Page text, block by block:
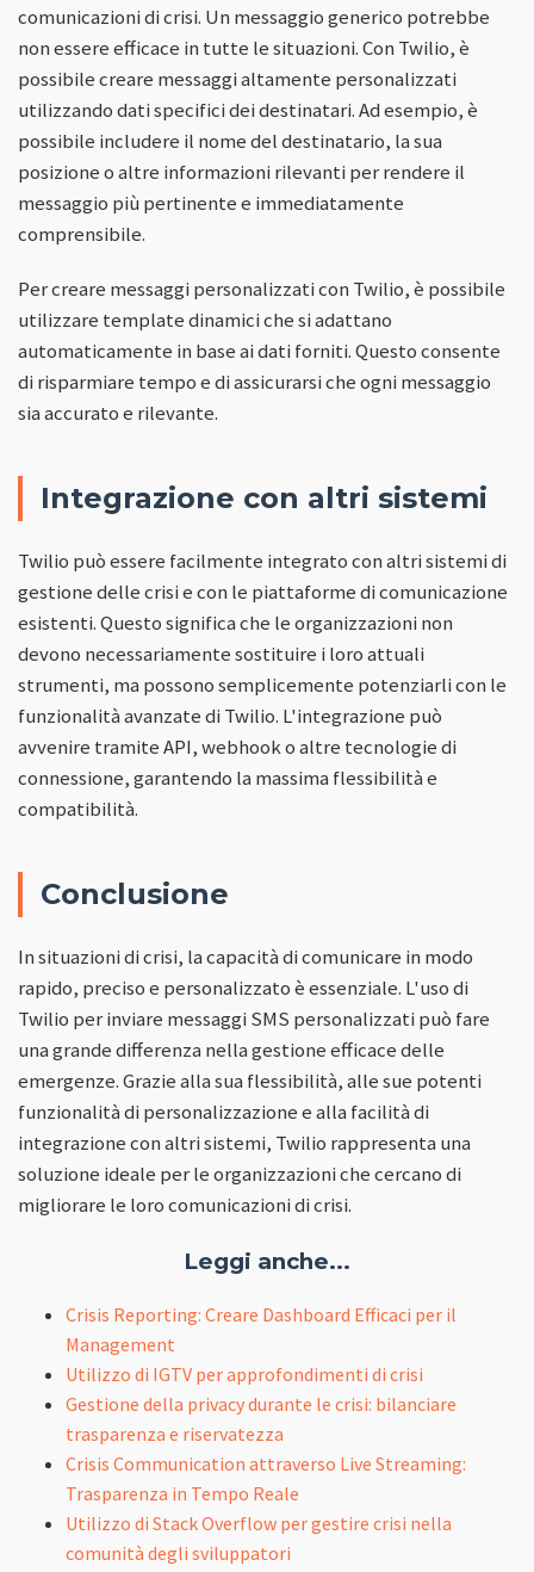
comunicazioni di crisi. Un messaggio generico potrebbe
non essere efficace in tutte le situazioni. Con Twilio, è
possibile creare messaggi altamente personalizzati
utilizzando dati specifici dei destinatari. Ad esempio, è
possibile includere il nome del destinatario, la sua
posizione o altre informazioni rilevanti per rendere il
messaggio più pertinente e immediatamente
comprensibile.
Per creare messaggi personalizzati con Twilio, è possibile
utilizzare template dinamici che si adattano
automaticamente in base ai dati forniti. Questo consente
di risparmiare tempo e di assicurarsi che ogni messaggio
sia accurato e rilevante.
Integrazione con altri sistemi
Twilio può essere facilmente integrato con altri sistemi di
gestione delle crisi e con le piattaforme di comunicazione
esistenti. Questo significa che le organizzazioni non
devono necessariamente sostituire i loro attuali
strumenti, ma possono semplicemente potenziarli con le
funzionalità avanzate di Twilio. L'integrazione può
avvenire tramite API, webhook o altre tecnologie di
connessione, garantendo la massima flessibilità e
compatibilità.
Conclusione
In situazioni di crisi, la capacità di comunicare in modo
rapido, preciso e personalizzato è essenziale. L'uso di
Twilio per inviare messaggi SMS personalizzati può fare
una grande differenza nella gestione efficace delle
emergenze. Grazie alla sua flessibilità, alle sue potenti
funzionalità di personalizzazione e alla facilità di
integrazione con altri sistemi, Twilio rappresenta una
soluzione ideale per le organizzazioni che cercano di
migliorare le loro comunicazioni di crisi.
Leggi anche...
Crisis Reporting: Creare Dashboard Efficaci per il
Management
Utilizzo di IGTV per approfondimenti di crisi
Gestione della privacy durante le crisi: bilanciare
trasparenza e riservatezza
Crisis Communication attraverso Live Streaming:
Trasparenza in Tempo Reale
Utilizzo di Stack Overflow per gestire crisi nella
comunità degli sviluppatori